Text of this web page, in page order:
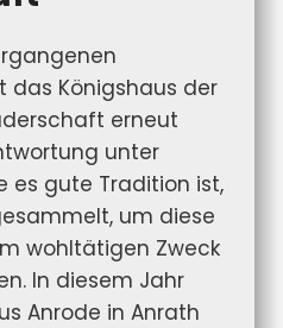
das Königshaus der
erneut
unter
es gute Tradition ist,
um diese
wohltätigen Zweck
In diesem Jahr
Anrode in Anrath